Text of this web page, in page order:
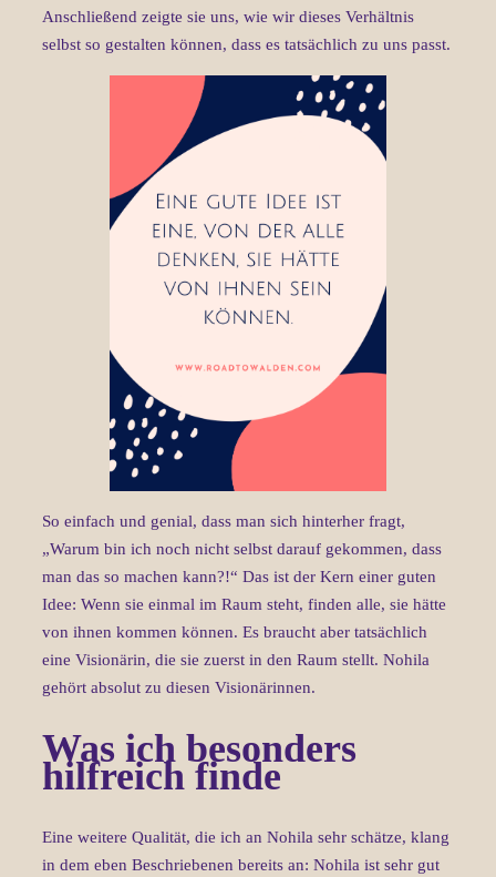
Anschließend zeigte sie uns, wie wir dieses Verhältnis
selbst so gestalten können, dass es tatsächlich zu uns passt.
So einfach und genial, dass man sich hinterher fragt,
„Warum bin ich noch nicht selbst darauf gekommen, dass
man das so machen kann?!“ Das ist der Kern einer guten
Idee: Wenn sie einmal im Raum steht, finden alle, sie hätte
von ihnen kommen können. Es braucht aber tatsächlich
eine Visionärin, die sie zuerst in den Raum stellt. Nohila
gehört absolut zu diesen Visionärinnen.
Was ich besonders
hilfreich finde
Eine weitere Qualität, die ich an Nohila sehr schätze, klang
in dem eben Beschriebenen bereits an: Nohila ist sehr gut